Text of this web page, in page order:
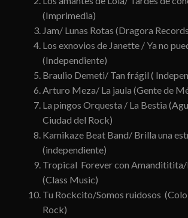
(Imprimedia)
Jam/ Lunas Rotas (Dragora
Los exnovios de Janette / Ya no
(Independiente)
Braulio Demeti/ Tan frágil (
Arturo Meza/ La jaula (Gente de
La pingos Orquesta / La Bestia
Ciudad del Rock)
Kamikaze Beat Band/ Brilla una
(independiente)
Tropical Forever con
(Class Music)
Tu Rockcito/Somos ruidosos
Rock)